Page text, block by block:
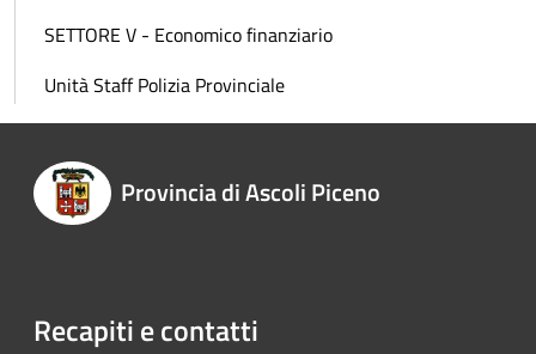
SETTORE V - Economico finanziario
Unità Staff Polizia Provinciale
Provincia di Ascoli Piceno
Recapiti e contatti